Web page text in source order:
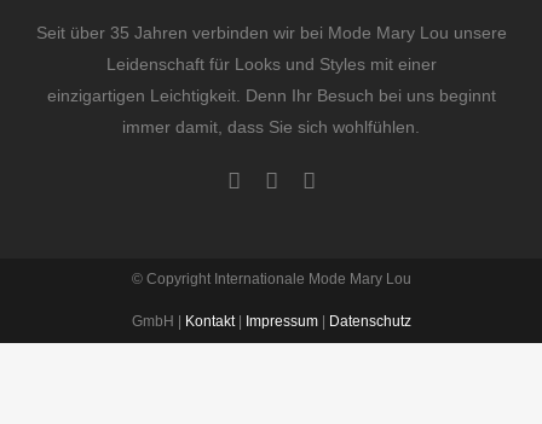
Seit über 35 Jahren verbinden wir bei Mode Mary Lou unsere
Leidenschaft für Looks und Styles mit einer
einzigartigen Leichtigkeit. Denn Ihr Besuch bei uns beginnt
immer damit, dass Sie sich wohlfühlen.
© Copyright Internationale Mode Mary Lou
GmbH | Kontakt| Impressum| Datenschutz